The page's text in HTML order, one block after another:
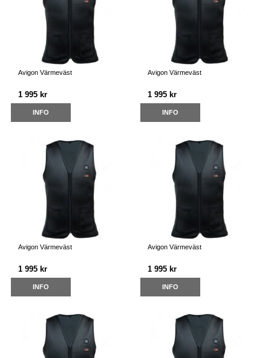
Avigon Värmeväst
1 995 kr
INFO
Avigon Värmeväst
1 995 kr
INFO
Avigon Värmeväst
1 995 kr
INFO
Avigon Värmeväst
1 995 kr
INFO